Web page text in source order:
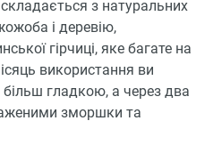
з натуральних
і деревію,
гірчиці, яке багате на
використання ви
гладкою, а через два
зморшки та